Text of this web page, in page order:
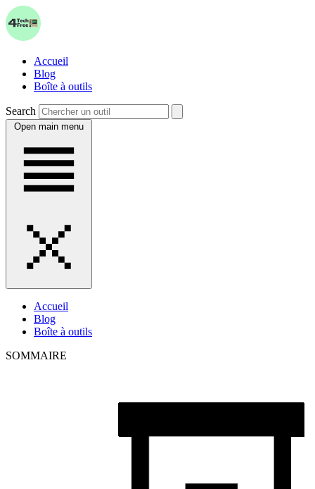
Accueil
Blog
Boîte à outils
Search
Open main menu
Accueil
Blog
Boîte à outils
SOMMAIRE